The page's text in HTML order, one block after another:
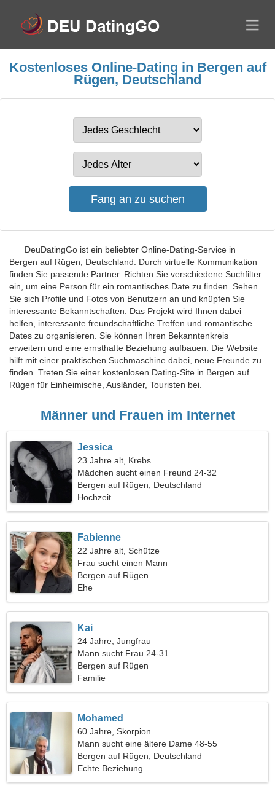
Kostenloses Online-Dating in Bergen auf
Rügen, Deutschland
DeuDatingGo ist ein beliebter Online-Dating-Service in
Bergen auf Rügen, Deutschland. Durch virtuelle Kommunikation
finden Sie passende Partner. Richten Sie verschiedene Suchfilter
ein, um eine Person für ein romantisches Date zu finden. Sehen
Sie sich Profile und Fotos von Benutzern an und knüpfen Sie
interessante Bekanntschaften. Das Projekt wird Ihnen dabei
helfen, interessante freundschaftliche Treffen und romantische
Dates zu organisieren. Sie können Ihren Bekanntenkreis
erweitern und eine ernsthafte Beziehung aufbauen. Die Website
hilft mit einer praktischen Suchmaschine dabei, neue Freunde zu
finden. Treten Sie einer kostenlosen Dating-Site in Bergen auf
Rügen für Einheimische, Ausländer, Touristen bei.
Männer und Frauen im Internet
Jessica
23 Jahre alt, Krebs
Mädchen sucht einen Freund 24-32
Bergen auf Rügen, Deutschland
Hochzeit
Fabienne
22 Jahre alt, Schütze
Frau sucht einen Mann
Bergen auf Rügen
Ehe
Kai
24 Jahre, Jungfrau
Mann sucht Frau 24-31
Bergen auf Rügen
Familie
Mohamed
60 Jahre, Skorpion
Mann sucht eine ältere Dame 48-55
Bergen auf Rügen, Deutschland
Echte Beziehung